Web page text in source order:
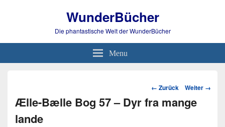
WunderBücher
Die phantastische Welt der WunderBücher
Menu
Bild-
← Zurück Weiter →
Ælle-Bælle Bog 57 – Dyr fra mange
lande